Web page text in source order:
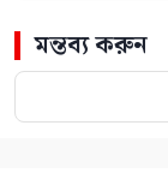
মন্তব্য করুন